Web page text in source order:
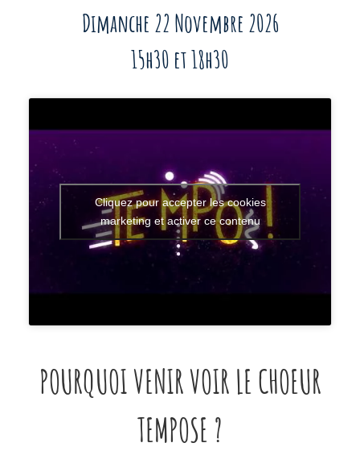
Dimanche 22 Novembre 2026
15h30 et 18h30
Cliquez pour accepter les cookies
marketing et activer ce contenu
POURQUOI VENIR VOIR LE CHOEUR
TEMPOSE ?